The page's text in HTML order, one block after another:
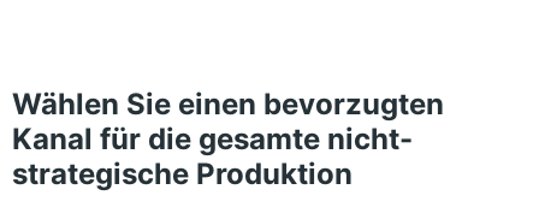
Wählen Sie einen bevorzugten
Kanal für die gesamte nicht-
strategische Produktion